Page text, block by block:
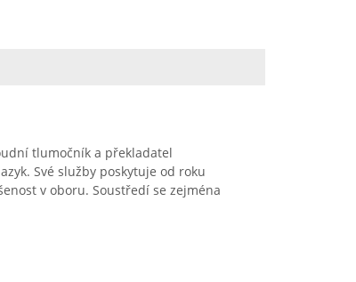
tlumočník a překladatel
Své služby poskytuje od roku
v oboru. Soustředí se zejména